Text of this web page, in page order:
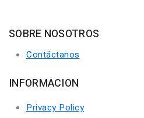
SOBRE NOSOTROS
Contáctanos
INFORMACION
Privacy Policy